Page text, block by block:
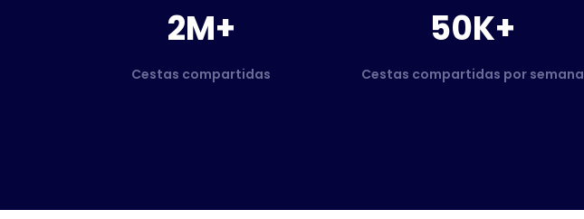
2M+
Cestas compartidas
50K+
Cestas compartidas por semana